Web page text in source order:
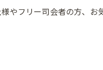
やフリー司会者の方、お